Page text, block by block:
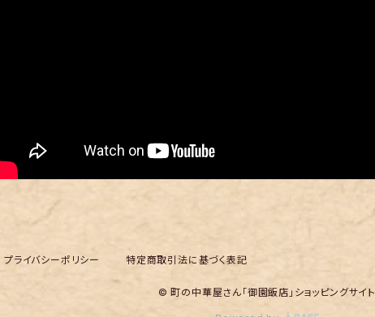
プライバシーポリシー 特定商取引法に基づく表記
© 町の中華屋さん「御園飯店」ショッピングサイト